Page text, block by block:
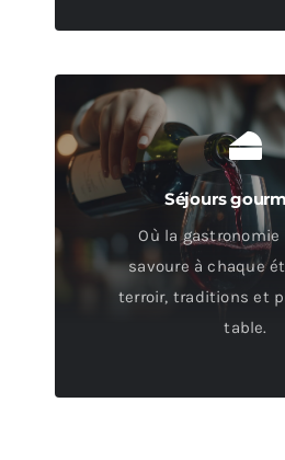
Séjours
Où la gastronomie
savoure à chaque
terroir, traditions et
table.